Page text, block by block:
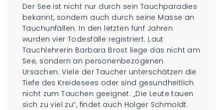
Der See ist nicht nur durch sein Tauchparadies
bekannt, sondern auch durch seine Masse an
Tauchunfällen. In den letzten fünf Jahren
wurden vier Todesfälle registriert. Laut
Tauchlehrerin Barbara Brost liege das nicht am
See, sondern an personenbezogenen
Ursachen. Viele der Taucher unterschätzen die
Tiefe des Kreidesees oder sind gesundheitlich
nicht zum Tauchen geeignet. „Die Leute tauen
sich zu viel zu“, findet auch Holger Schmoldt.